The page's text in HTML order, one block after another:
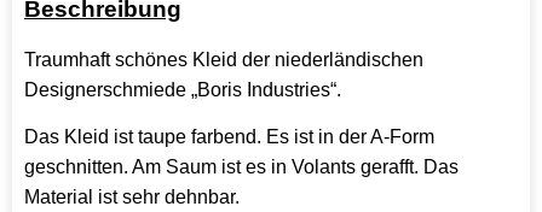
Beschreibung
Traumhaft schönes Kleid der niederländischen
Designerschmiede „Boris Industries“.
Das Kleid ist taupe farbend. Es ist in der A-Form
geschnitten. Am Saum ist es in Volants gerafft. Das
Material ist sehr dehnbar.